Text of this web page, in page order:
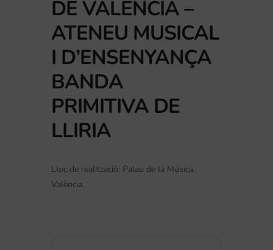
DE VALÈNCIA –
ATENEU MUSICAL
I D’ENSENYANÇA
BANDA
PRIMITIVA DE
LLIRIA
Lloc de realització: Palau de la Música,
València.